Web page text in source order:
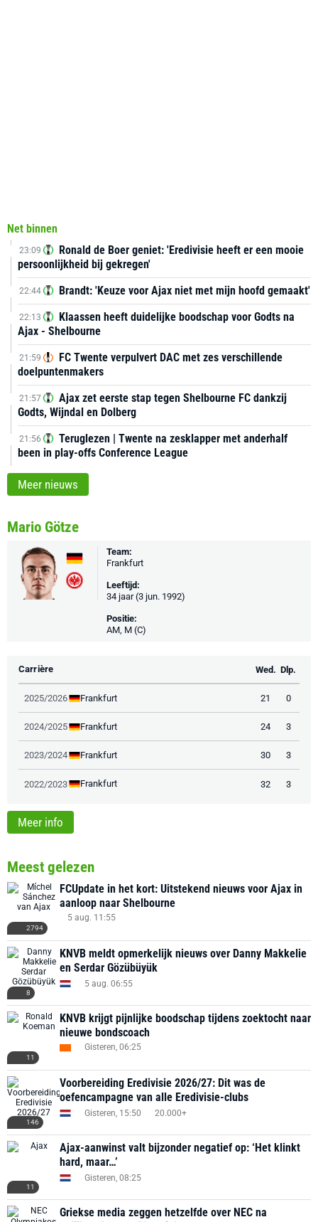
Net binnen
23:09
Ronald de Boer geniet: 'Eredivisie heeft er een mooie
persoonlijkheid bij gekregen'
22:44 Brandt: 'Keuze voor Ajax niet met mijn hoofd gemaakt'
22:13
Klaassen heeft duidelijke boodschap voor Godts na
Ajax - Shelbourne
21:59
FC Twente verpulvert DAC met zes verschillende
doelpuntenmakers
21:57
Ajax zet eerste stap tegen Shelbourne FC dankzij
Godts, Wijndal en Dolberg
21:56
Teruglezen | Twente na zesklapper met anderhalf
been in play-offs Conference League
Meer nieuws
Mario Götze
Team:
Frankfurt
Leeftijd:
34 jaar (3 jun. 1992)
Positie:
AM, M (C)
Carrière Wed. Dlp.
2025/2026 Frankfurt 21 0
2024/2025 Frankfurt 24 3
2023/2024 Frankfurt 30 3
2022/2023 Frankfurt 32 3
Meer info
Meest gelezen
2794
FCUpdate in het kort: Uitstekend nieuws voor Ajax in
aanloop naar Shelbourne
5 aug. 11:55
8
KNVB meldt opmerkelijk nieuws over Danny Makkelie
en Serdar Gözübüyük
5 aug. 06:55
11
KNVB krijgt pijnlijke boodschap tijdens zoektocht naar
nieuwe bondscoach
Gisteren, 06:25
146
Voorbereiding Eredivisie 2026/27: Dit was de
oefencampagne van alle Eredivisie-clubs
Gisteren, 15:50 20.000+
11
Ajax-aanwinst valt bijzonder negatief op: ‘Het klinkt
hard, maar…’
Gisteren, 08:25
Griekse media zeggen hetzelfde over NEC na